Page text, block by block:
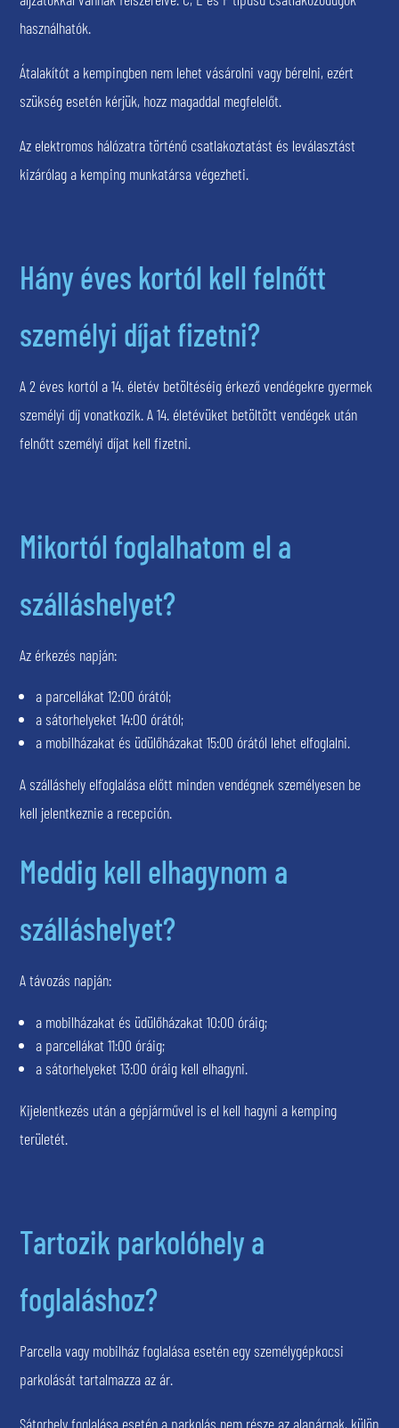
használhatók.
Átalakítót a kempingben nem lehet vásárolni vagy bérelni, ezért
szükség esetén kérjük, hozz magaddal megfelelőt.
Az elektromos hálózatra történő csatlakoztatást és leválasztást
kizárólag a kemping munkatársa végezheti.
Hány éves kortól kell felnőtt
személyi díjat fizetni?
A 2 éves kortól a 14. életév betöltéséig érkező vendégekre gyermek
személyi díj vonatkozik. A 14. életévüket betöltött vendégek után
felnőtt személyi díjat kell fizetni.
Mikortól foglalhatom el a
szálláshelyet?
Az érkezés napján:
a parcellákat 12:00 órától;
a sátorhelyeket 14:00 órától;
a mobilházakat és üdülőházakat 15:00 órától lehet elfoglalni.
A szálláshely elfoglalása előtt minden vendégnek személyesen be
kell jelentkeznie a recepción.
Meddig kell elhagynom a
szálláshelyet?
A távozás napján:
a mobilházakat és üdülőházakat 10:00 óráig;
a parcellákat 11:00 óráig;
a sátorhelyeket 13:00 óráig kell elhagyni.
Kijelentkezés után a gépjárművel is el kell hagyni a kemping
területét.
Tartozik parkolóhely a
foglaláshoz?
Parcella vagy mobilház foglalása esetén egy személygépkocsi
parkolását tartalmazza az ár.
Sátorhely foglalása esetén a parkolás nem része az alapárnak, külön